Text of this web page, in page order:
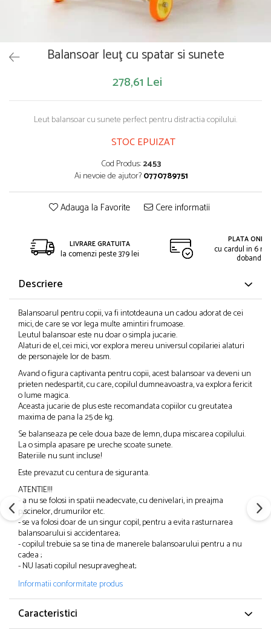
Balansoar leuţ cu spatar si sunete
278,61 Lei
Leut balansoar cu sunete perfect pentru distractia copilului.
STOC EPUIZAT
Cod Produs:2453
Ai nevoie de ajutor?0770789751
Adauga la Favorite Cere informatii
LIVRARE GRATUITA
la comenzi peste 379 lei
PLATA
cu cardul in 6
dobanda
Descriere
Balansoarul pentru copii, va fi intotdeauna un cadou adorat de cei
mici, de care se vor lega multe amintiri frumoase.
Leutul balansoar este nu doar o simpla jucarie.
Alaturi de el, cei mici, vor explora mereu universul copilariei alaturi
de personajele lor de basm.
Avand o figura captivanta pentru copii, acest balansoar va deveni un
prieten nedespartit, cu care, copilul dumneavoastra, va explora fericit
o lume magica.
Aceasta jucarie de plus este recomandata copiilor cu greutatea
maxima de pana la 25 de kg.
Se balanseaza pe cele doua baze de lemn, dupa miscarea copilului.
La o simpla apasare pe ureche scoate sunete.
Bateriile nu sunt incluse!
Este prevazut cu centura de siguranta.
ATENTIE!!!
- a nu se folosi in spatii neadecvate, cu denivelari, in preajma
piscinelor, drumurilor etc.
- se va folosi doar de un singur copil, pentru a evita rasturnarea
balansoarului si accidentarea;
- copilul trebuie sa se tina de manerele balansoarului pentru a nu
cadea ;
- NU lasati copilul nesupravegheat;
Informatii conformitate produs
Caracteristici